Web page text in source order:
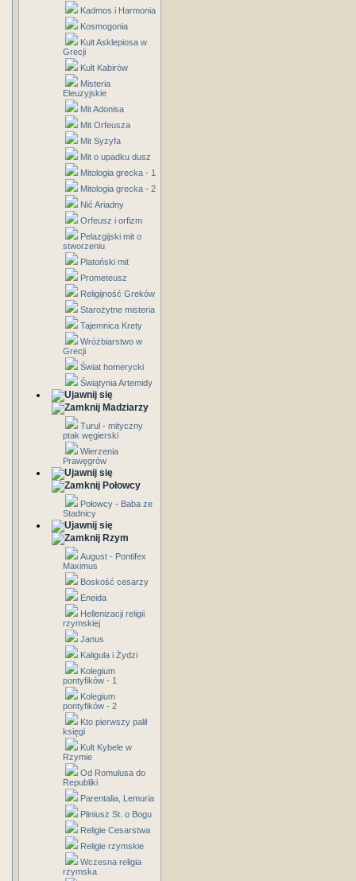
Kadmos i Harmonia
Kosmogonia
Kult Asklepiosa w
Grecji
Kult Kabirów
Misteria
Eleuzyjskie
Mit Adonisa
Mit Orfeusza
Mit Syzyfa
Mit o upadku dusz
Mitologia grecka - 1
Mitologia grecka - 2
Nić Ariadny
Orfeusz i orfizm
Pelazgijski mit o
stworzeniu
Platoński mit
Prometeusz
Religijność Greków
Starożytne misteria
Tajemnica Krety
Wróżbiarstwo w
Grecji
Świat homerycki
Świątynia Artemidy
Madziarzy
Turul - mityczny
ptak węgierski
Wierzenia
Prawęgrów
Połowcy
Połowcy - Baba ze
Stadnicy
Rzym
August - Pontifex
Maximus
Boskość cesarzy
Eneida
Hellenizacji religii
rzymskiej
Janus
Kaligula i Żydzi
Kolegium
pontyfików - 1
Kolegium
pontyfików - 2
Kto pierwszy palił
księgi
Kult Kybele w
Rzymie
Od Romulusa do
Republiki
Parentalia, Lemuria
Pliniusz St. o Bogu
Religie Cesarstwa
Religie rzymskie
Wczesna religia
rzymska